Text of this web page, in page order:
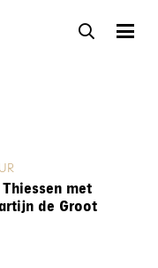
met
de Groot